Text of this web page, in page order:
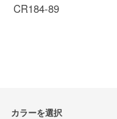
CR184-89
カラーを選択